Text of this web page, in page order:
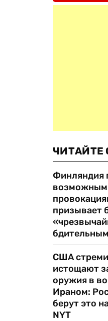
Финляндия
возможным
призывает
США
истощают
оружия в
Ираном:
берут это
NYT